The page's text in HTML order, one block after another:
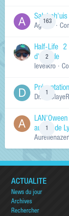
163
Salut ch'uis
Ag0Nie ·
2
Half-Life
d'arcade
levelkro ·
Dr.KinSlayeR
au sud de
ACTUALITÉ
News du jour
Archives
Rechercher